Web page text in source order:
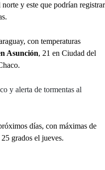
y este que podrían registrar
con temperaturas
Asunción, 21 en Ciudad del
y alerta de tormentas al
días, con máximas de
grados el jueves.